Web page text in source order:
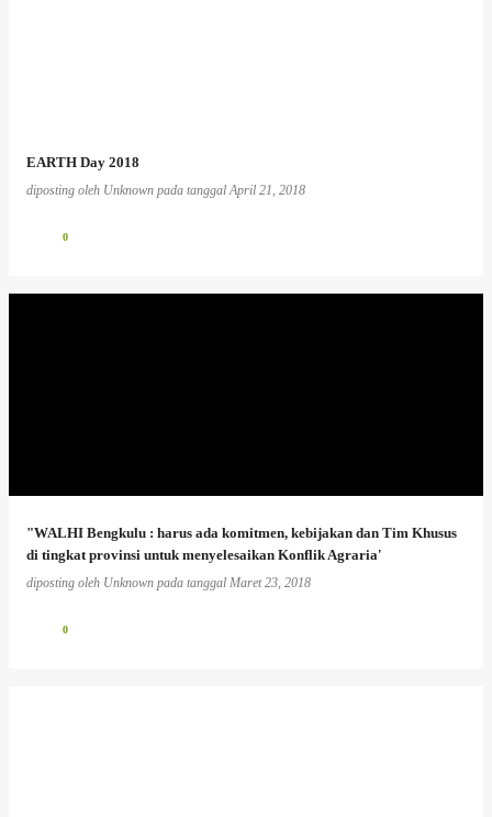
EARTH Day 2018
diposting oleh Unknown pada tanggalApril 21, 2018
0
"WALHI Bengkulu : harus ada komitmen, kebijakan dan Tim Khusus
di tingkat provinsi untuk menyelesaikan Konflik Agraria'
diposting oleh Unknown pada tanggal Maret 23, 2018
0